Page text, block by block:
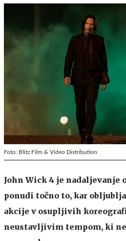
Foto: Blitz Film & Video Distribution
John Wick 4 je nadaljevanje
ponudi točno to, kar
akcije v osupljivih
neustavljivim tempom, ki